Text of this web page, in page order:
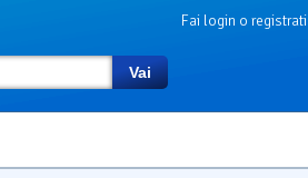
Fai login o registrati
Vai